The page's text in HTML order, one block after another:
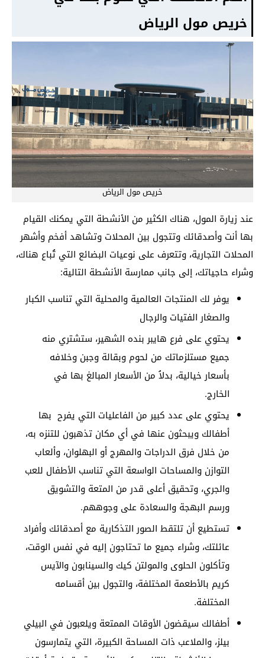
خريص مول الرياض
خريص مول الرياض
عند زيارة المول، هناك الكثير من الأنشطة التي يمكنك القيام
بها أنت وأصدقائك وتتجول بين المحلات وتشاهد أفخم وأشهر
المحلات التجارية، وتتعرف على نوعيات البضائع التي تُباع هناك،
وشراء حاجياتك، إلى جانب ممارسة الأنشطة التالية:
يوفر لك المنتجات العالمية والمحلية التي تناسب الكبار
والصغار الفتيات والرجال
يحتوي على فرع هايبر بنده الشهير، ستشتري منه
جميع مستلزماتك من لحوم وبقالة وجبن وخلافه
بأسعار خيالية، بدلاُ من الأسعار المبالغ بها في
الخارج.
يحتوي على عدد كبير من الفاعليات التي يفرح بها
أطفالك ويبحثون عنها في أي مكان تذهبون للتنزه به،
من خلال فرق الدراجات والمهرج أو البهلوان، وألعاب
التوازن والمساحات الواسعة التي تناسب الأطفال للعب
والجري، وتحقيق أعلى قدر من المتعة والتشويق
ورسم البهجة والسعادة على وجوههم.
تستطيع أن تلتقط الصور التذكارية مع أصدقائك وأفراد
عائلتك، وشراء جميع ما تحتاجون إليه في نفس الوقت،
وتأكلون الحلوى والمولتن كيك والسينابون والآيس
كريم بالأطعمة المختلفة، والتجول بين أقسامه
المختلفة.
أطفالك سيقضون الأوقات الممتعة ويلعبون في البيلي
بيلز، والملاعب ذات المساحة الكبيرة، التي يتمارسون